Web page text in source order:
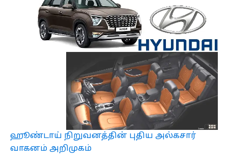
ஹூண்டாய் நிறுவனத்தின் புதிய அல்கசார்
வாகனம் அறிமுகம்